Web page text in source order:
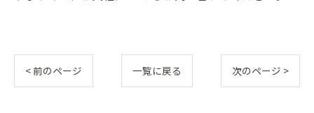
< 前のページ 一覧に戻る 次のページ >